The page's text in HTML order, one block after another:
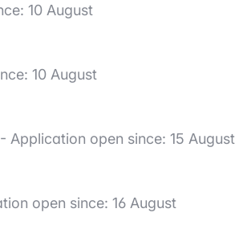
10 August
10 August
Application open since: 15 August
open since: 16 August